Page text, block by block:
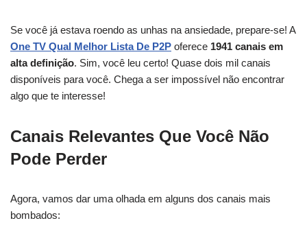
Se você já estava roendo as unhas na ansiedade, prepare-se! A
One TV Qual Melhor Lista De P2P oferece 1941 canais em
alta definição. Sim, você leu certo! Quase dois mil canais
disponíveis para você. Chega a ser impossível não encontrar
algo que te interesse!
Canais Relevantes Que Você Não
Pode Perder
Agora, vamos dar uma olhada em alguns dos canais mais
bombados: